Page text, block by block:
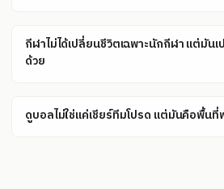
กีฬาไม่ได้เปลี่ยนชีวิตเฉพาะนักกีฬา แต่มันเ
ด้วย
ดูบอลไม่ใช่แค่เชียร์ทีมโปรด แต่มันคือพื้นที่